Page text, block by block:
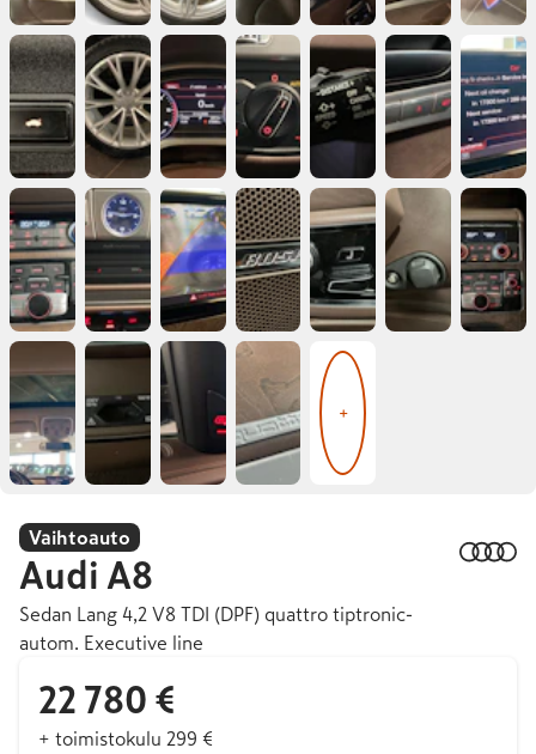
+
Vaihtoauto
Audi A8
Sedan Lang 4,2 V8 TDI (DPF) quattro tiptronic-
autom. Executive line
22 780 €
+ toimistokulu 299 €